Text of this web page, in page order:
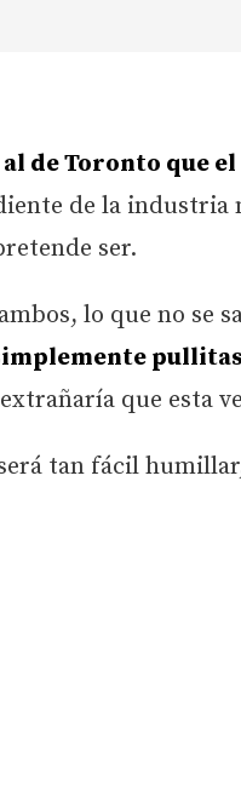
de Toronto que el
de la industria
ser.
lo que no se
pullitas
que esta
tan fácil